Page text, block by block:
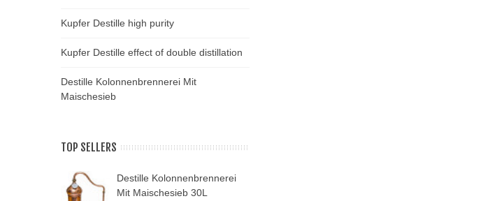
Kupfer Destille high purity
Kupfer Destille effect of double distillation
Destille Kolonnenbrennerei Mit
Maischesieb
TOP SELLERS
Destille Kolonnenbrennerei
Mit Maischesieb 30L